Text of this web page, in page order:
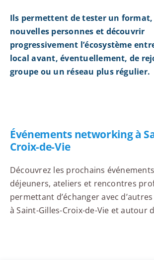
Ils permettent de tester un
nouvelles personnes et découvrir
progressivement l’écosystème
local avant, éventuellement, de
groupe ou un réseau plus régulier.
Événements networking à
Croix-de-Vie
Découvrez les prochains
déjeuners, ateliers et rencontres
permettant d’échanger avec
à Saint-Gilles-Croix-de-Vie et autour